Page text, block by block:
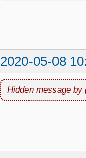
2020-05-08
Hidden message by